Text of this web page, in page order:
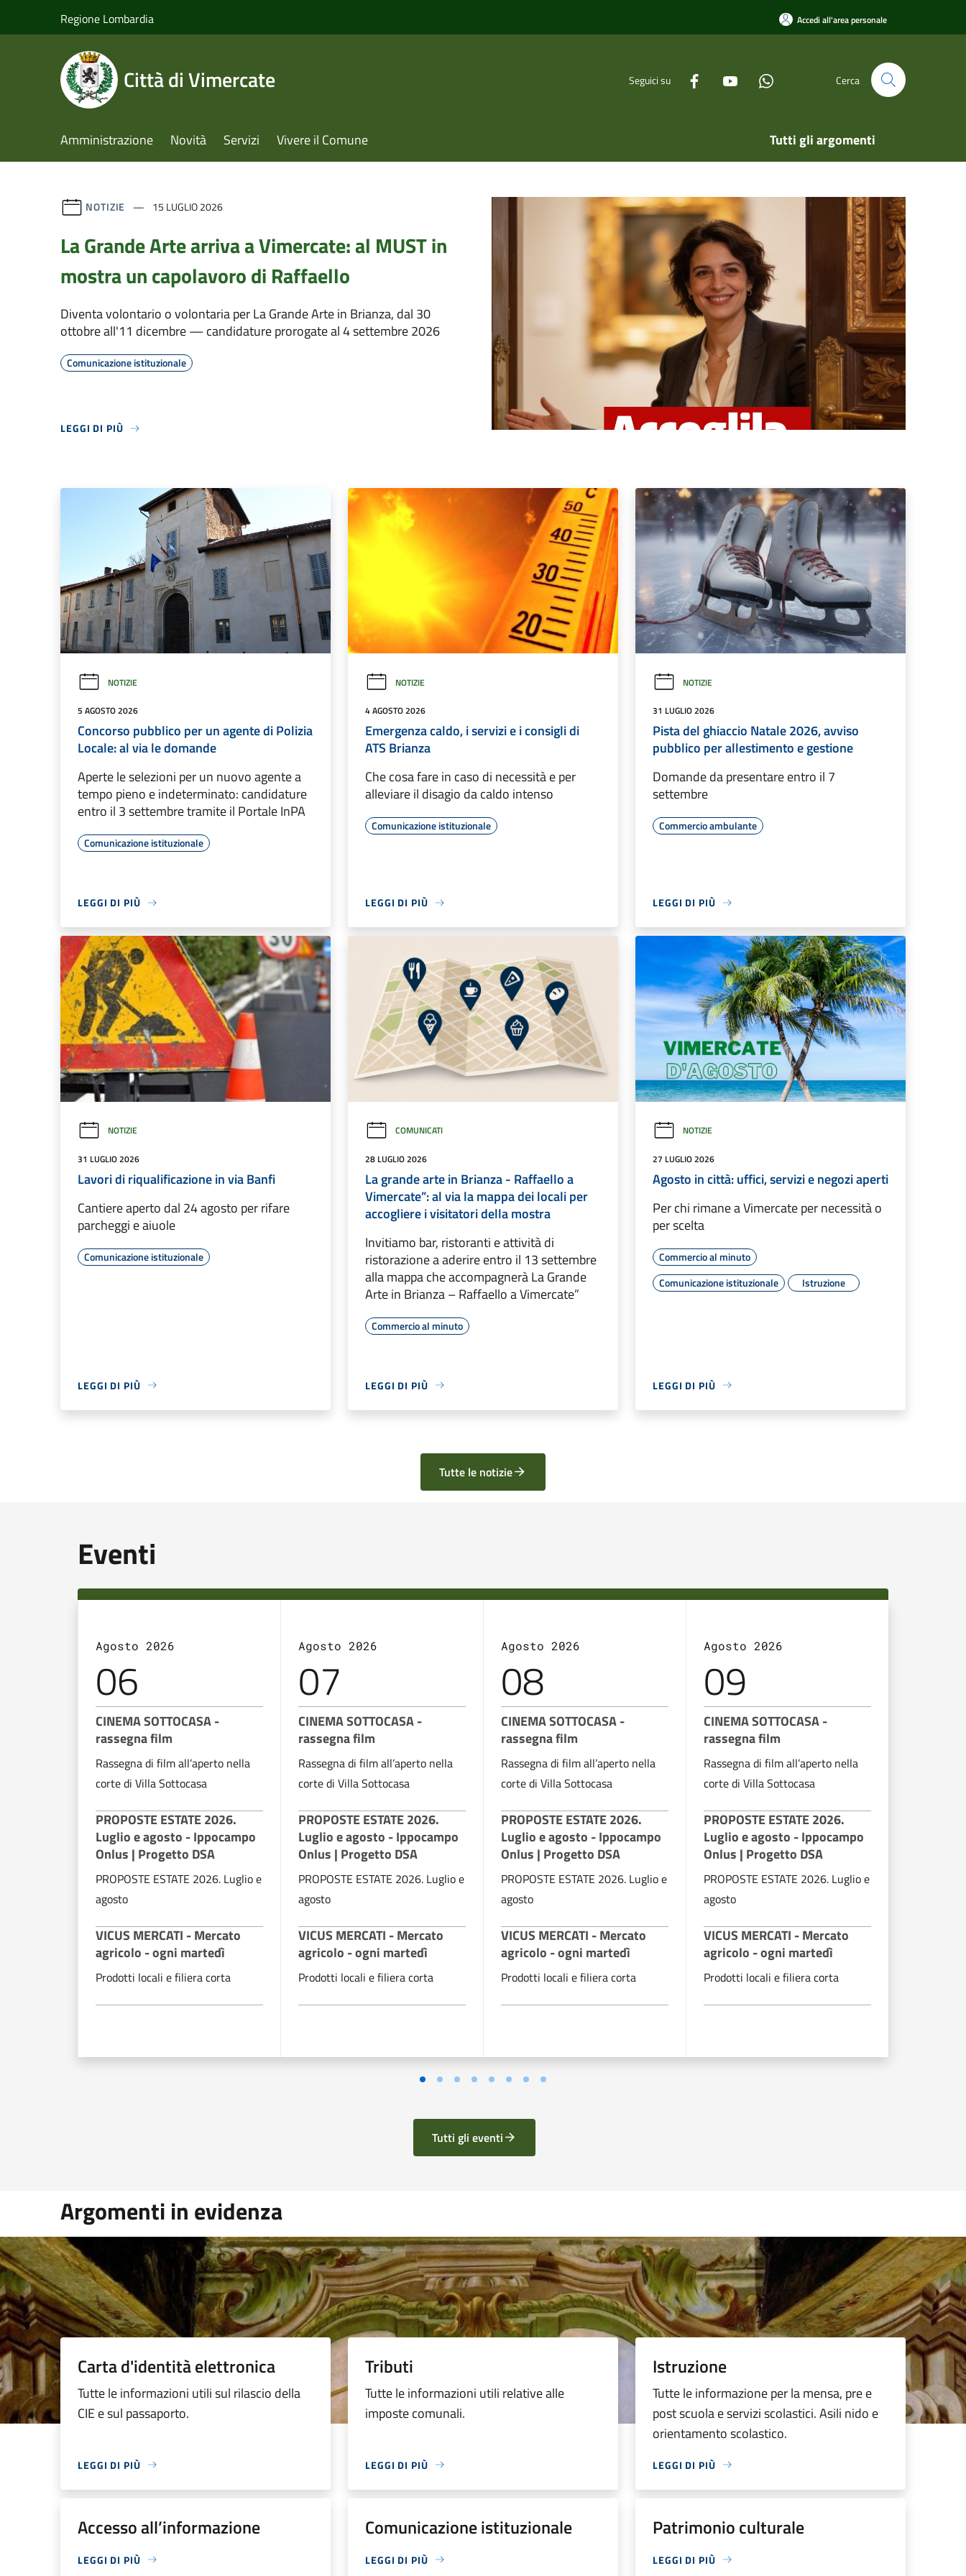
Regione Lombardia Accedi all'area personale
Città di Vimercate Seguici su Cerca
Amministrazione Novità Servizi Vivere il Comune Tutti gli argomenti
NOTIZIE 15 LUGLIO 2026
La Grande Arte arriva a Vimercate: al MUST in
mostra un capolavoro di Raffaello
Diventa volontario o volontaria per La Grande Arte in Brianza, dal 30
ottobre all'11 dicembre — candidature prorogate al 4 settembre 2026
Comunicazione istituzionale
LEGGI DI PIÙ
NOTIZIE
5 AGOSTO 2026
Concorso pubblico per un agente di Polizia
Locale: al via le domande
Aperte le selezioni per un nuovo agente a
tempo pieno e indeterminato: candidature
entro il 3 settembre tramite il Portale InPA
Comunicazione istituzionale
LEGGI DI PIÙ
NOTIZIE
4 AGOSTO 2026
Emergenza caldo, i servizi e i consigli di
ATS Brianza
Che cosa fare in caso di necessità e per
alleviare il disagio da caldo intenso
Comunicazione istituzionale
LEGGI DI PIÙ
NOTIZIE
31 LUGLIO 2026
Pista del ghiaccio Natale 2026, avviso
pubblico per allestimento e gestione
Domande da presentare entro il 7
settembre
Commercio ambulante
LEGGI DI PIÙ
NOTIZIE
31 LUGLIO 2026
Lavori di riqualificazione in via Banfi
Cantiere aperto dal 24 agosto per rifare
parcheggi e aiuole
Comunicazione istituzionale
LEGGI DI PIÙ
COMUNICATI
28 LUGLIO 2026
La grande arte in Brianza - Raffaello a
Vimercate”: al via la mappa dei locali per
accogliere i visitatori della mostra
Invitiamo bar, ristoranti e attività di
ristorazione a aderire entro il 13 settembre
alla mappa che accompagnerà La Grande
Arte in Brianza – Raffaello a Vimercate”
Commercio al minuto
LEGGI DI PIÙ
NOTIZIE
27 LUGLIO 2026
Agosto in città: uffici, servizi e negozi aperti
Per chi rimane a Vimercate per necessità o
per scelta
Commercio al minuto
Comunicazione istituzionale
Istruzione
LEGGI DI PIÙ
Tutte le notizie
Eventi
Agosto 2026
06
CINEMA SOTTOCASA -
rassegna film
Rassegna di film all’aperto nella
corte di Villa Sottocasa
PROPOSTE ESTATE 2026.
Luglio e agosto - Ippocampo
Onlus | Progetto DSA
PROPOSTE ESTATE 2026. Luglio e
agosto
VICUS MERCATI - Mercato
agricolo - ogni martedì
Prodotti locali e filiera corta
Agosto 2026
07
CINEMA SOTTOCASA -
rassegna film
Rassegna di film all’aperto nella
corte di Villa Sottocasa
PROPOSTE ESTATE 2026.
Luglio e agosto - Ippocampo
Onlus | Progetto DSA
PROPOSTE ESTATE 2026. Luglio e
agosto
VICUS MERCATI - Mercato
agricolo - ogni martedì
Prodotti locali e filiera corta
Agosto 2026
08
CINEMA SOTTOCASA -
rassegna film
Rassegna di film all’aperto nella
corte di Villa Sottocasa
PROPOSTE ESTATE 2026.
Luglio e agosto - Ippocampo
Onlus | Progetto DSA
PROPOSTE ESTATE 2026. Luglio e
agosto
VICUS MERCATI - Mercato
agricolo - ogni martedì
Prodotti locali e filiera corta
Agosto 2026
09
CINEMA SOTTOCASA -
rassegna film
Rassegna di film all’aperto nella
corte di Villa Sottocasa
PROPOSTE ESTATE 2026.
Luglio e agosto - Ippocampo
Onlus | Progetto DSA
PROPOSTE ESTATE 2026. Luglio e
agosto
VICUS MERCATI - Mercato
agricolo - ogni martedì
Prodotti locali e filiera corta
Tutti gli eventi
Argomenti in evidenza
Carta d'identità elettronica
Tutte le informazioni utili sul rilascio della
CIE e sul passaporto.
LEGGI DI PIÙ
Tributi
Tutte le informazioni utili relative alle
imposte comunali.
LEGGI DI PIÙ
Istruzione
Tutte le informazione per la mensa, pre e
post scuola e servizi scolastici. Asili nido e
orientamento scolastico.
LEGGI DI PIÙ
Accesso all’informazione
LEGGI DI PIÙ
Comunicazione istituzionale
LEGGI DI PIÙ
Patrimonio culturale
LEGGI DI PIÙ